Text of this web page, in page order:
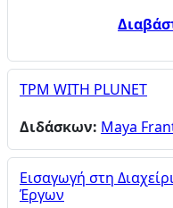
TPM WITH PLUNET
Διδάσκων: Maya
Εισαγωγή στη
Έργων